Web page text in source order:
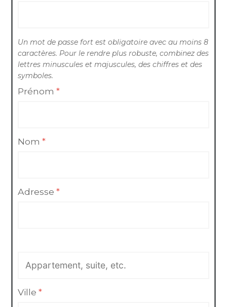
Un mot de passe fort est obligatoire avec au moins 8
caractères. Pour le rendre plus robuste, combinez des
lettres minuscules et majuscules, des chiffres et des
symboles.
Prénom *
Nom *
Adresse *
Ville *